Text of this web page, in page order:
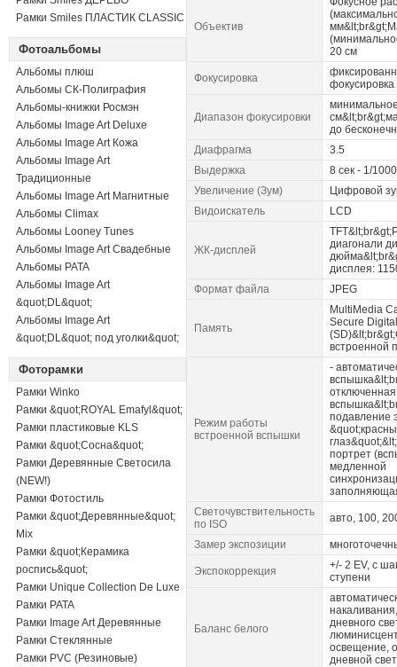
Рамки Smiles ПЛАСТИК CLASSIC
Фотоальбомы
Альбомы плюш
Альбомы СК-Полиграфия
Альбомы-книжки Росмэн
Альбомы Image Art Deluxe
Альбомы Image Art Кожа
Альбомы Image Art
Традиционные
Альбомы Image Art Магнитные
Альбомы Climax
Альбомы Looney Tunes
Альбомы Image Art Свадебные
Альбомы PATA
Альбомы Image Art
&quot;DL&quot;
Альбомы Image Art
&quot;DL&quot; под уголки&quot;
Фоторамки
Рамки Winko
Рамки &quot;ROYAL Emafyl&quot;
Рамки пластиковые KLS
Рамки &quot;Сосна&quot;
Рамки Деревянные Светосила
(NEW!)
Рамки Фотостиль
Рамки &quot;Деревянные&quot;
Mix
Рамки &quot;Керамика
роспись&quot;
Рамки Unique Collection De Luxe
Рамки PATA
Рамки Image Art Деревянные
Рамки Стеклянные
Рамки PVC (Резиновые)
Объектив
20 см
Фокусировка
фокусировка
Диапазон фокусировки
до
Диафрагма
3.5
Выдержка
8 сек - 1/
Увеличение (Зум)
Цифровой
Видоискатель
LCD
ЖК-дисплей
диагонали
дисплея:
Формат файла
JPEG
Память
MultiMedia
Secure
встроенной
Режим работы
встроенной вспышки
-
отключенная
подавление
портрет
медленной
Светочувствительность
по ISO
авто, 100,
Замер экспозиции
Экспокоррекция
+/- 2 EV, с
ступени
Баланс белого
дневного
освещение,
дневной свет